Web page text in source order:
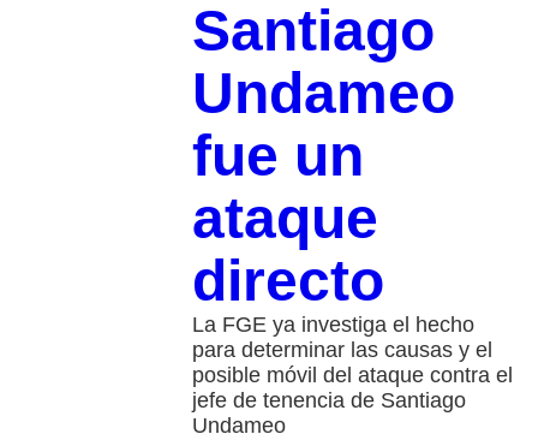
Santiago
Undameo
fue un
ataque
directo
La FGE ya investiga el hecho
para determinar las causas y el
posible móvil del ataque contra el
jefe de tenencia de Santiago
Undameo